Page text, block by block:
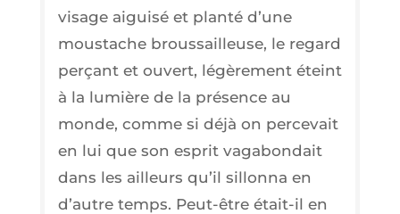
visage aigui­sé et plan­té d’une
mous­tache brous­sailleuse, le regard
per­çant et ouvert, légè­re­ment éteint
à la lumière de la pré­sence au
monde, comme si déjà on per­ce­vait
en lui que son esprit vaga­bon­dait
dans les ailleurs qu’il sillon­na en
d’autre temps. Peut-être était-il en